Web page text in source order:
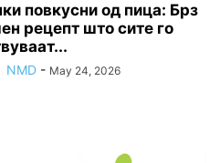
повкусни од пица: Брз
рецепт што сите го
NMD - May 24, 2026